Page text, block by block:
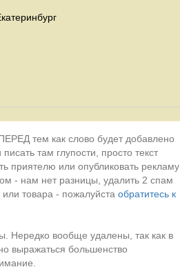
тем как слово будет добавлено
там глупости, просто текст
приятелю или опубликовать рекламу
- нам нет разницы, удалить 2 спам
товара - пожалуйста обратитесь к
Нередко вообще удалены, так как в
выражаться большенство